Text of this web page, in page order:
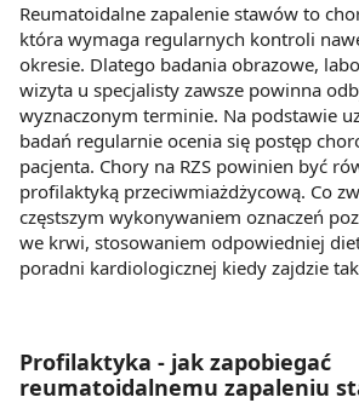
Reumatoidalne zapalenie stawów to
która wymaga regularnych kontroli
okresie. Dlatego badania obrazowe,
wizyta u specjalisty zawsze powinna
wyznaczonym terminie. Na podstawie
badań regularnie ocenia się postęp
pacjenta. Chory na RZS powinien być
profilaktyką przeciwmiażdżycową. Co
częstszym wykonywaniem oznaczeń
we krwi, stosowaniem odpowiedniej
poradni kardiologicznej kiedy zajdzie
Profilaktyka - jak zapobiegać
reumatoidalnemu zapaleniu